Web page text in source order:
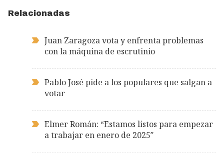
Relacionadas
Juan Zaragoza vota y enfrenta problemas
con la máquina de escrutinio
Pablo José pide a los populares que salgan a
votar
Elmer Román: “Estamos listos para empezar
a trabajar en enero de 2025″